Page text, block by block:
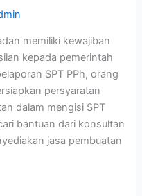
memiliki kewajiban
kepada pemerintah
SPT PPh, orang
persyaratan
dalam mengisi SPT
bantuan dari konsultan
jasa pembuatan